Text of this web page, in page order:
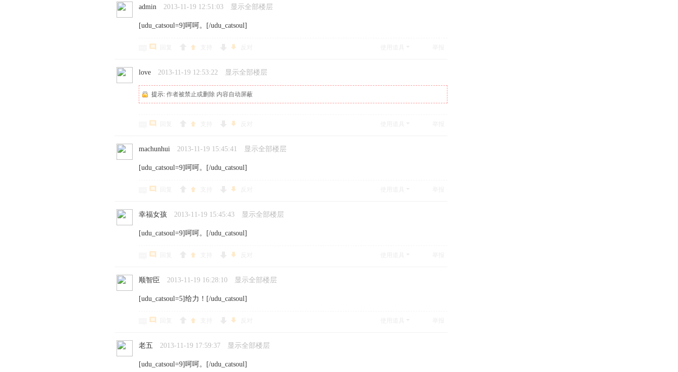
admin 2013-11-19 12:51:03 显示全部楼层
[udu_catsoul=9]呵呵。[/udu_catsoul]
love 2013-11-19 12:53:22 显示全部楼层
提示: 作者被禁止或删除 内容自动屏蔽
machunhui 2013-11-19 15:45:41 显示全部楼层
[udu_catsoul=9]呵呵。[/udu_catsoul]
幸福女孩 2013-11-19 15:45:43 显示全部楼层
[udu_catsoul=9]呵呵。[/udu_catsoul]
顺智臣 2013-11-19 16:28:10 显示全部楼层
[udu_catsoul=5]给力！[/udu_catsoul]
老五 2013-11-19 17:59:37 显示全部楼层
[udu_catsoul=9]呵呵。[/udu_catsoul]